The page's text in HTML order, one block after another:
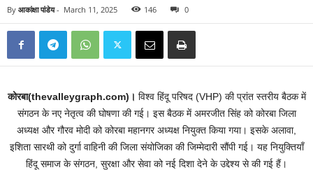
By आकांक्षा पांडेय- March 11, 2025 146 0
कोरबा(thevalleygraph.com)। विश्व हिंदू परिषद (VHP) की प्रांत स्तरीय बैठक में
संगठन के नए नेतृत्व की घोषणा की गई। इस बैठक में अमरजीत सिंह को कोरबा जिला
अध्यक्ष और गौरव मोदी को कोरबा महानगर अध्यक्ष नियुक्त किया गया। इसके अलावा,
इशिता सारथी को दुर्गा वाहिनी की जिला संयोजिका की जिम्मेदारी सौंपी गई। यह नियुक्तियाँ
हिंदू समाज के संगठन, सुरक्षा और सेवा को नई दिशा देने के उद्देश्य से की गई हैं।